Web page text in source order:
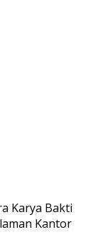
Karya Bakti
Kantor